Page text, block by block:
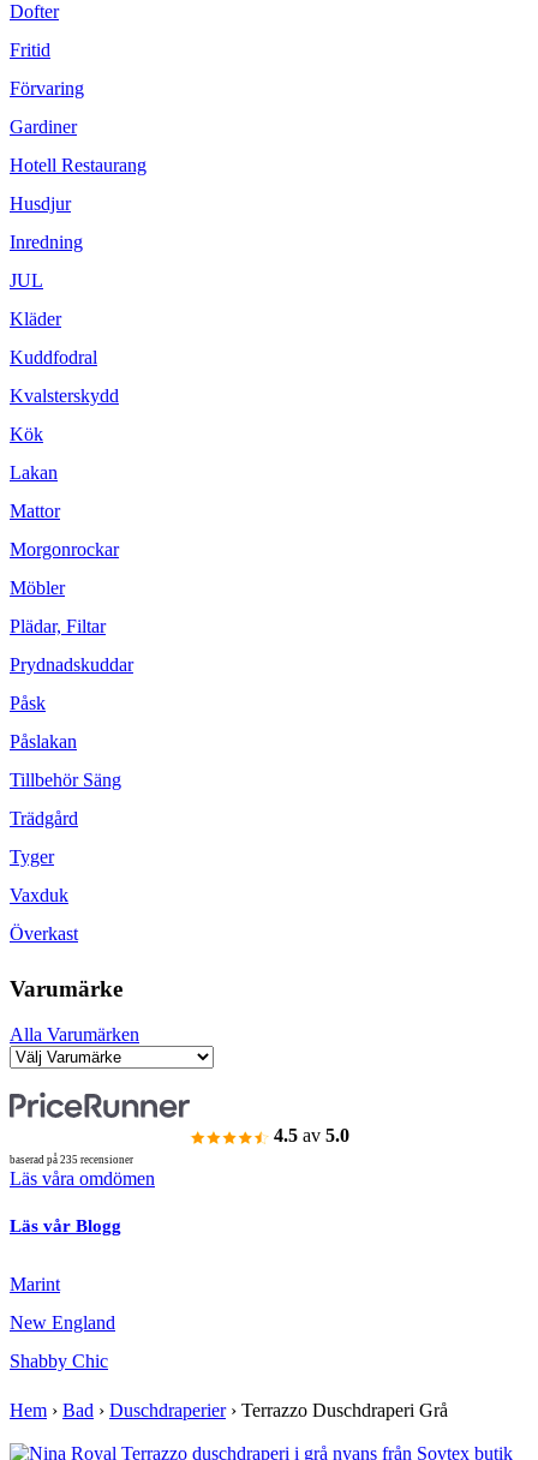
Dofter
Fritid
Förvaring
Gardiner
Hotell Restaurang
Husdjur
Inredning
JUL
Kläder
Kuddfodral
Kvalsterskydd
Kök
Lakan
Mattor
Morgonrockar
Möbler
Plädar, Filtar
Prydnadskuddar
Påsk
Påslakan
Tillbehör Säng
Trädgård
Tyger
Vaxduk
Överkast
Varumärke
Alla Varumärken
4.5 av 5.0
baserad på 235 recensioner
Läs våra omdömen
Läs vår Blogg
Marint
New England
Shabby Chic
Hem › Bad › Duschdraperier› Terrazzo Duschdraperi Grå